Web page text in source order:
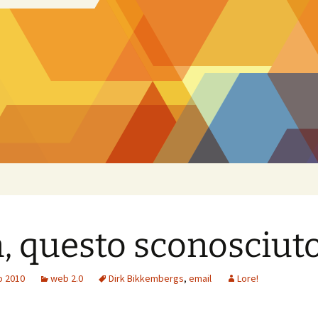
questo
2010 web 2.0 Dirk Bikkembergs, email Lore!